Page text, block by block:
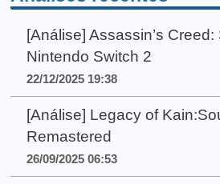
[Análise] Assassin’s
Nintendo Switch 2
22/12/2025 19:38
[Análise] Legacy of
Remastered
26/09/2025 06:53